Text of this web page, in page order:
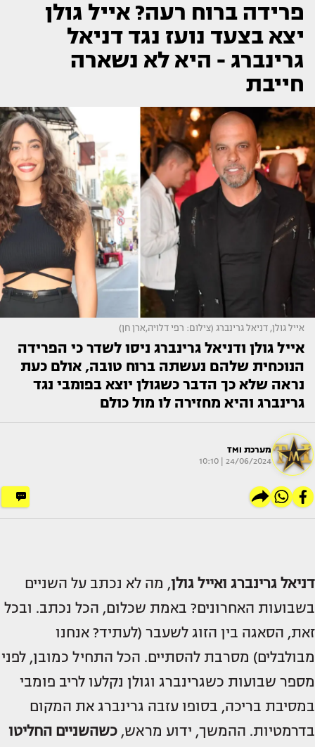
פרידה ברוח רעה? אייל גולן
יצא בצעד נועז נגד דניאל
גרינברג - היא לא נשארה
חייבת
אייל גולן, דניאל גרינברג (צילום: רפי דלויה,ארן חן)
אייל גולן ודניאל גרינברג ניסו לשדר כי הפרידה
הנוכחית שלהם נעשתה ברוח טובה, אולם כעת
נראה שלא כך הדבר כשגולן יוצא בפומבי נגד
גרינברג והיא מחזירה לו מול כולם
מערכת TMI
24/06/2024 | 10:10
דניאל גרינברג ואייל גולן, מה לא נכתב על השניים
בשבועות האחרונים? באמת שכלום, הכל נכתב. ובכל
זאת, הסאגה בין הזוג לשעבר (לעתיד? אנחנו
מבולבלים) מסרבת להסתיים. הכל התחיל כמובן, לפני
מספר שבועות כשגרינברג וגולן נקלעו לריב פומבי
במסיבת בריכה, בסופו עזבה גרינברג את המקום
בדרמטיות. ההמשך, ידוע מראש, כשהשניים החליטו